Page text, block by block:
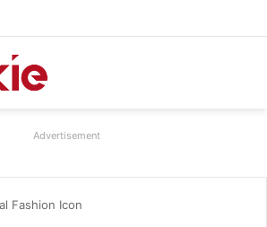
Advertisement
Fashion Icon